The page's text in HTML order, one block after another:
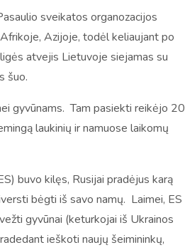
sveikatos organozacijos
Azijoje, todėl keliaujant po
atvejis Lietuvoje siejamas su
šuo.
gyvūnams. Tam pasiekti reikėjo 20
laukinių ir namuose laikomų
buvo kilęs, Rusijai pradėjus karą
bėgti iš savo namų. Laimei, ES
gyvūnai (keturkojai iš Ukrainos
ieškoti naujų šeimininkų,